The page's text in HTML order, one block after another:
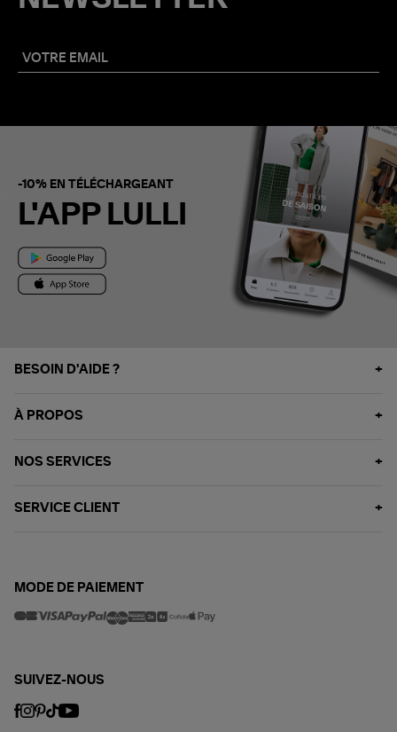
-10% EN TÉLÉCHARGEANT
L'APP LULLI
BESOIN D'AIDE ?
À PROPOS
NOS SERVICES
SERVICE CLIENT
MODE DE PAIEMENT
SUIVEZ-NOUS